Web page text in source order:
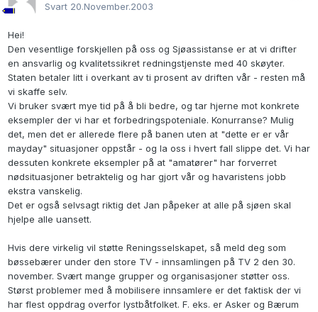
Svart 20.November.2003
Hei!
Den vesentlige forskjellen på oss og Sjøassistanse er at vi drifter
en ansvarlig og kvalitetssikret redningstjenste med 40 skøyter.
Staten betaler litt i overkant av ti prosent av driften vår - resten må
vi skaffe selv.
Vi bruker svært mye tid på å bli bedre, og tar hjerne mot konkrete
eksempler der vi har et forbedringspoteniale. Konurranse? Mulig
det, men det er allerede flere på banen uten at "dette er er vår
mayday" situasjoner oppstår - og la oss i hvert fall slippe det. Vi har
dessuten konkrete eksempler på at "amatører" har forverret
nødsituasjoner betraktelig og har gjort vår og havaristens jobb
ekstra vanskelig.
Det er også selvsagt riktig det Jan påpeker at alle på sjøen skal
hjelpe alle uansett.
Hvis dere virkelig vil støtte Reningsselskapet, så meld deg som
bøssebærer under den store TV - innsamlingen på TV 2 den 30.
november. Svært mange grupper og organisasjoner støtter oss.
Størst problemer med å mobilisere innsamlere er det faktisk der vi
har flest oppdrag overfor lystbåtfolket. F. eks. er Asker og Bærum